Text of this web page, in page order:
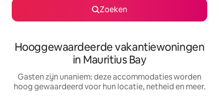
Zoeken
Hooggewaardeerde vakantiewoningen
in Mauritius Bay
Gasten zijn unaniem: deze accommodaties worden
hoog gewaardeerd voor hun locatie, netheid en meer.